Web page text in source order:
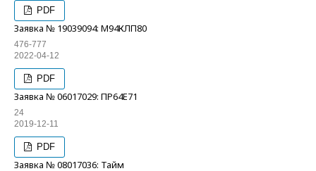
PDF
Заявка № 19039094: М94КЛП80
476-777
2022-04-12
PDF
Заявка № 06017029: ПР64Е71
24
2019-12-11
PDF
Заявка № 08017036: Тайм